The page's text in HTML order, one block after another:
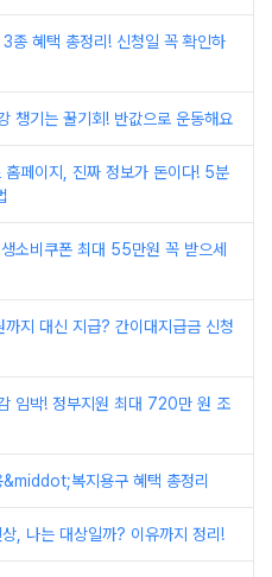
종 혜택 총정리! 신청일 꼭 확인하
챙기는 꿀기회! 반값으로 운동해요
홈페이지, 진짜 정보가 돈이다! 5분
소비쿠폰 최대 55만원 꼭 받으세
지 대신 지급? 간이대지급금 신청
임박! 정부지원 최대 720만 원 조
복지용구 혜택 총정리
, 나는 대상일까? 이유까지 정리!